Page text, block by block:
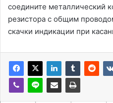
соедините металлический
резистора с общим
скачки индикации при